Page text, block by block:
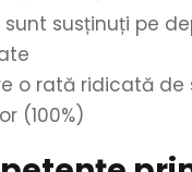
sunt susținuți pe
o rată ridicată
(100%)